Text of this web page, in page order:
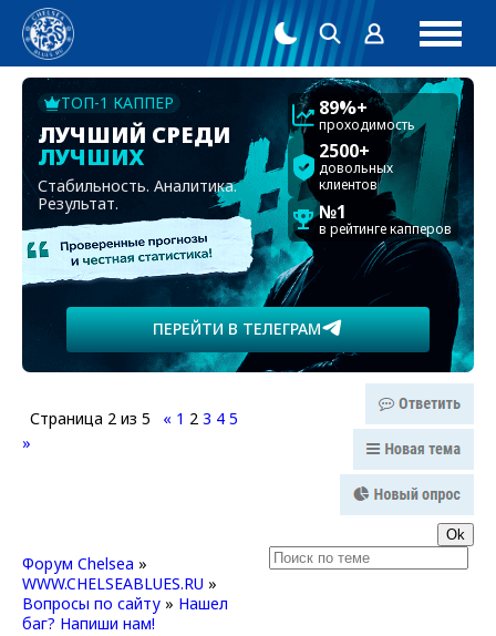
ТОП-1 КАППЕР
ЛУЧШИЙ СРЕДИ
ЛУЧШИХ
Стабильность. Аналитика.
Результат.
89%+
проходимость
2500+
довольных
клиентов
№1
в рейтинге капперов
ПЕРЕЙТИ В ТЕЛЕГРАМ
Страница 2 из 5 « 1 2 3 4 5
»
Форум Chelsea »
WWW.CHELSEABLUES.RU »
Вопросы по сайту » Нашел
баг? Напиши нам!